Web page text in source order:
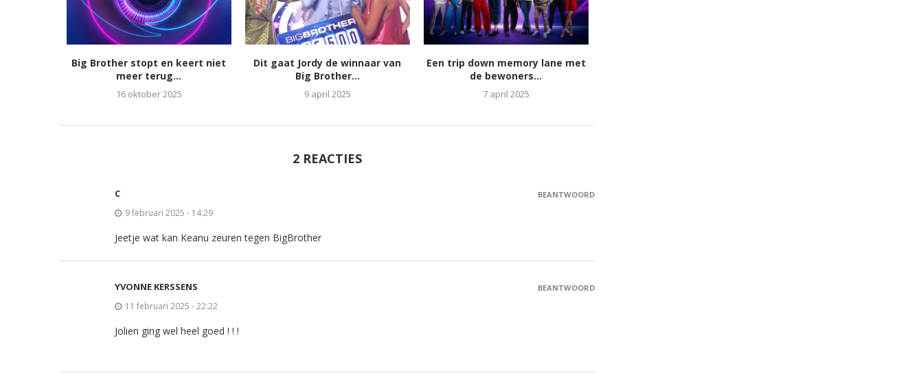
Big Brother stopt en keert niet
meer terug...
16 oktober 2025
Dit gaat Jordy de winnaar van
Big Brother...
9 april 2025
Een trip down memory lane met
de bewoners...
7 april 2025
2 REACTIES
C
9 februari 2025 - 14:29
Jeetje wat kan Keanu zeuren tegen BigBrother
BEANTWOORD
YVONNE KERSSENS
11 februari 2025 - 22:22
Jolien ging wel heel goed ! ! !
BEANTWOORD